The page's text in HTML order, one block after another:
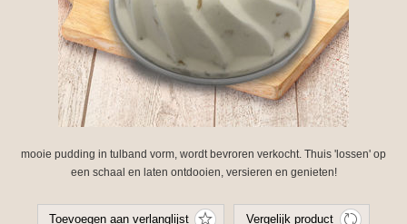
mooie pudding in tulband vorm, wordt bevroren verkocht. Thuis 'lossen' op
een schaal en laten ontdooien, versieren en genieten!